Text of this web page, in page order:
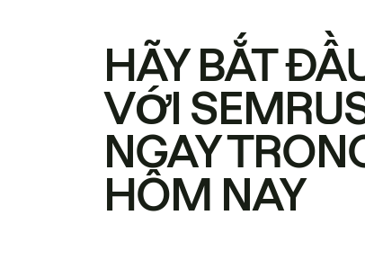
HÃY BẮT
VỚI
NGAY
HÔM NAY